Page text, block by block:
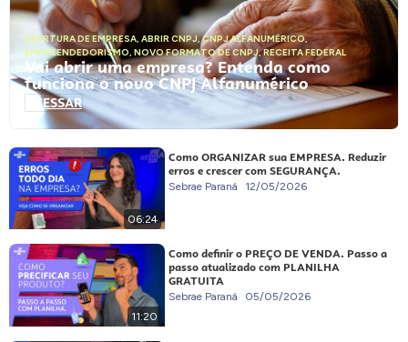
ABERTURA DE EMPRESA, ABRIR CNPJ,CNPJ ALFANUMÉRICO,
EMPREENDEDORISMO, NOVO FORMATO DE CNPJ,RECEITA FEDERAL
Vai abrir uma empresa? Entenda como
funciona o novo CNPJ Alfanumérico
ACESSAR
06:24
Como ORGANIZAR sua EMPRESA. Reduzir
erros e crescer com SEGURANÇA.
Sebrae Paraná 12/05/2026
11:20
Como definir o PREÇO DE VENDA. Passo a
passo atualizado com PLANILHA
GRATUITA
Sebrae Paraná 05/05/2026